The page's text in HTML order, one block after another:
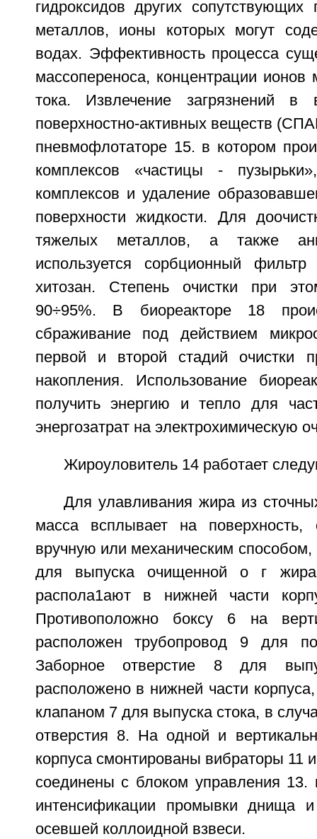
гидроксидов других
металлов, ионы которых могут
водах. Эффективность процесса
массопереноса, концентрации ионов
тока. Извлечение загрязнений в
поверхностно-активных веществ
пневмофлотаторе 15. в котором
комплексов «частицы -
комплексов и удаление
поверхности жидкости. Для
тяжелых металлов, а также
используется сорбционный
хитозан. Степень очистки при
90÷95%. В биореакторе 18
сбраживание под действием
первой и второй стадий очистки
накопления. Использование
получить энергию и тепло для
энергозатрат на электрохимическую
Жироуловитель 14 работает
Для улавливания жира из
масса всплывает на поверхность,
вручную или механическим способом,
для выпуска очищенной о г жира
распола1ают в нижней части
Противоположно боксу 6 на
расположен трубопровод 9 для
Заборное отверстие 8 для
расположено в нижней части
клапаном 7 для выпуска стока, в
отверстия 8. На одной и
корпуса смонтированы вибраторы 11
соединены с блоком управления 13.
интенсификации промывки днища
осевшей коллоидной взвеси.